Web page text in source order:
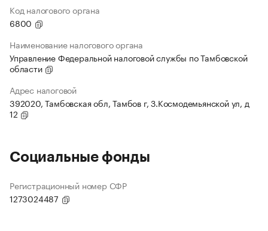
Код налогового органа
6800
Наименование налогового органа
Управление Федеральной налоговой службы по Тамбовской
области
Адрес налоговой
392020, Тамбовская обл, Тамбов г, З.Космодемьянской ул, д
12
Социальные фонды
Регистрационный номер СФР
1273024487